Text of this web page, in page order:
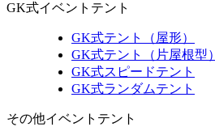
GK式イベントテント
GK式テント（屋形）
GK式テント（片屋根型）
GK式スピードテント
GK式ランダムテント
その他イベントテント